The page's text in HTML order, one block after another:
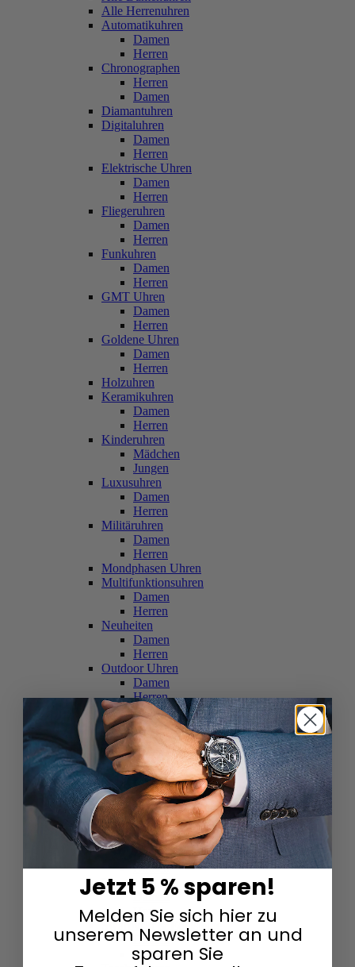
Alle Herrenuhren
Automatikuhren
Damen
Herren
Chronographen
Herren
Damen
Diamantuhren
Digitaluhren
Damen
Herren
Elektrische Uhren
Damen
Herren
Fliegeruhren
Damen
Herren
Funkuhren
Damen
Herren
GMT Uhren
Damen
Herren
Goldene Uhren
Damen
Herren
Holzuhren
Keramikuhren
Damen
Herren
Kinderuhren
Mädchen
Jungen
Luxusuhren
Damen
Herren
Militäruhren
Damen
Herren
Mondphasen Uhren
Multifunktionsuhren
Damen
Herren
Neuheiten
Damen
Herren
Outdoor Uhren
Damen
Herren
Schweizer Uhren
Damen
Herren
Skelettuhren
Damen
Herren
Smartwatches
Damen
Herren
Solaruhren
Herren
Damen
Sportuhren
Damen
Herren
Swarovski & Edelsteine
Damen
Herren
Jetzt 5 % sparen!
Melden Sie sich hier zu
unserem Newsletter an und
sparen Sie